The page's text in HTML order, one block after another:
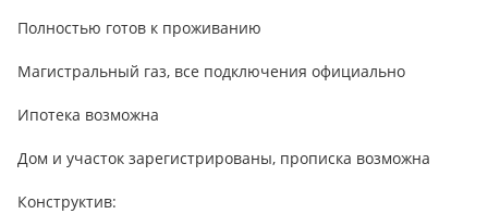
Полностью готов к проживанию
Магистральный газ, все подключения официально
Ипотека возможна
Дом и участок зарегистрированы, прописка возможна
Конструктив: